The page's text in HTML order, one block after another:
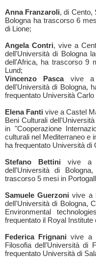
Anna Franzaroli, di Cento,
Bologna ha trascorso 6
di Lione;
Angela Contri, vive a
dell'Università di Bologna
dell'Africa, ha trascorso 9
Lund;
Vincenzo Pascavive a
dell'Università di Bologna,
frequentato Università Carlo
Elena Fanti vive a Castel
Beni Culturali
in "Cooperazione
culturali nel Mediterraneo e
ha frequentato Università di
Stefano Bettini vive a
dell'Università di
trascorso 5 mesi in
Samuele Guerzoni vive a
dell'Università di Bologna,
Environmental
frequentato il Royal
Federica Frignani vive a
Filosofia dell'Università di
frequentato Università di